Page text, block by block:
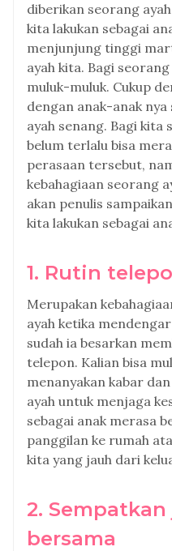
diberikan seorang
kita lakukan sebagai
menjunjung tinggi
ayah kita. Bagi
muluk-muluk. Cukup
dengan anak-anak
ayah senang. Bagi kita
belum terlalu bisa
perasaan tersebut,
kebahagiaan seorang
akan penulis
kita lakukan sebagai
1. Rutin
Merupakan
ayah ketika
sudah ia besarkan
telepon. Kalian bisa
menanyakan kabar
ayah untuk menjaga
sebagai anak merasa
panggilan ke rumah
kita yang jauh dari
2.
bersama